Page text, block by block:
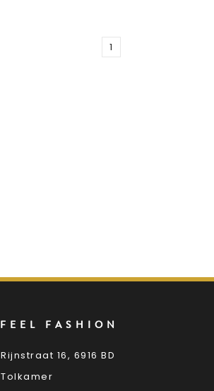
1
FEEL FASHION
Rijnstraat 16, 6916 BD
Tolkamer